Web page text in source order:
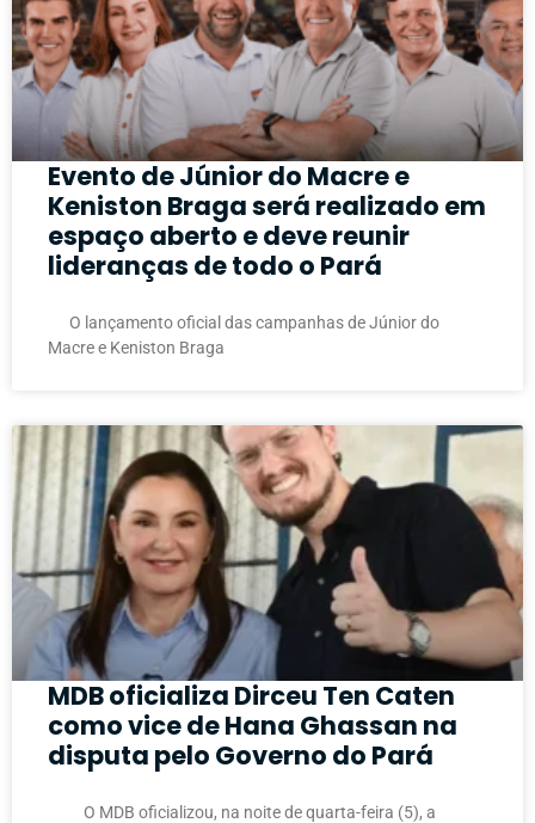
Evento de Júnior do Macre e
Keniston Braga será realizado em
espaço aberto e deve reunir
lideranças de todo o Pará
O lançamento oficial das campanhas de Júnior do
Macre e Keniston Braga
MDB oficializa Dirceu Ten Caten
como vice de Hana Ghassan na
disputa pelo Governo do Pará
O MDB oficializou, na noite de quarta-feira (5), a